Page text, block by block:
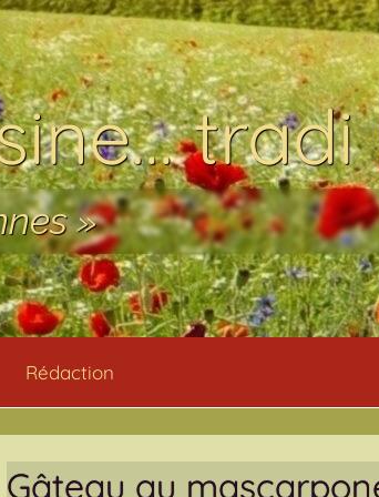
tradi
»
Rédaction
Gâteau au